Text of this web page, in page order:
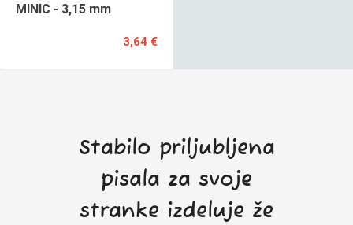
MINIC - 3,15 mm
3,64 €
Stabilo priljubljena
pisala za svoje
stranke izdeluje že